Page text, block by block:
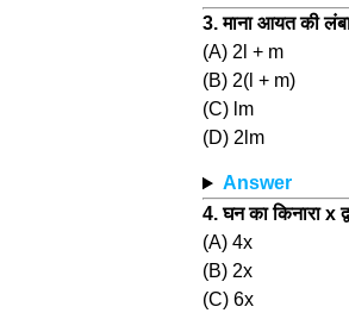
3. माना आयत की
(A) 2l + m
(B) 2(l + m)
(C) lm
(D) 2lm
Answer
4. घन का किनारा x
(A) 4x
(B) 2x
(C) 6x